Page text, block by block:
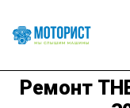
Ремонт